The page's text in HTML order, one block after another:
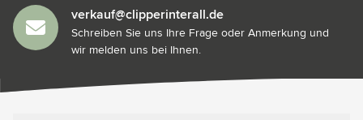
verkauf@clipperinterall.de
Schreiben Sie uns Ihre Frage oder Anmerkung und
wir melden uns bei Ihnen.